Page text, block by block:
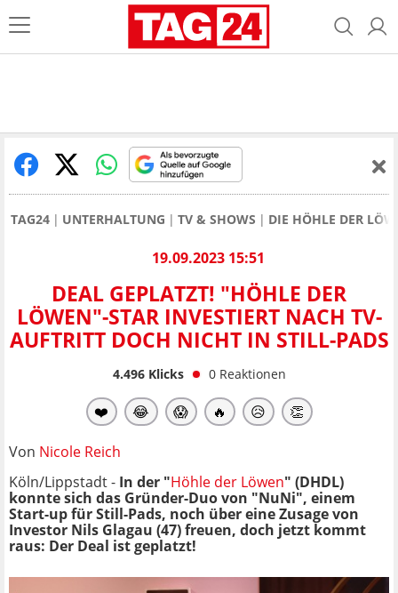
TAG24 UNTERHALTUNG TV & SHOWS DIE HÖHLE DER
19.09.2023 15:51
DEAL GEPLATZT! "HÖHLE DER
LÖWEN"-STAR INVESTIERT NACH TV-
AUFTRITT DOCH NICHT IN STILL-PADS
4.496Klicks 0 Reaktionen
❤️ 😂 😱 🔥 😥 👏
Von Nicole Reich
Köln/Lippstadt - In der "Höhle der Löwen" (DHDL)
konnte sich das Gründer-Duo von "NuNi", einem
Start-up für Still-Pads, noch über eine Zusage von
Investor Nils Glagau (47) freuen, doch jetzt kommt
raus: Der Deal ist geplatzt!